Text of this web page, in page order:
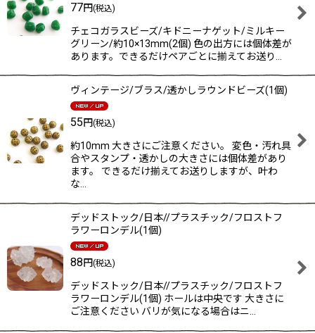
77円(税込)
チェコガラスビーズ/キドニーナゲット/ミルキー
グリーン/約10×13mm(2個) 色の出方には個体差が
あります。できるだけペアごとに揃えてお送り…
ヴィンテージ/ブラス/透かしラウンドビーズ(1個)
55円(税込)
約10mm 大きさにご注意ください。 変色・汚れ具
合やスタンプ・透かしの大きさには個体差があり
ます。 できるだけ揃えてお送りしますが、叶わ
な…
デッドストック/日本//プラスチック/フロストフ
ラワーロンデル(1個)
88円(税込)
デッドストック/日本//プラスチック/フロストフ
ラワーロンデル(1個) ホールは中央です 大きさに
ご注意ください バリが気になる場合はニ…